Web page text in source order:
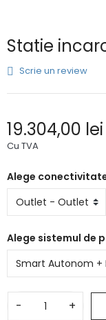
Statie
Scrie un review
19.304,00 lei
Cu TVA
Alege
Alege sistemul de
- +